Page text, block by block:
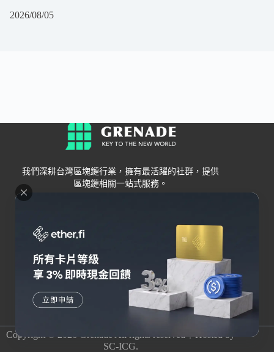
2026/08/05
我們深耕台灣區塊鏈行業，擁有最活躍的社群，提供
區塊鏈相關一站式服務。
Grenade
關於我們
聯絡我們
錢包
交易所
Bybit
OKX
HOYA BIT
其他
Copyright © 2026 Grenade All rights reserved｜Hosted by
SC-ICG.